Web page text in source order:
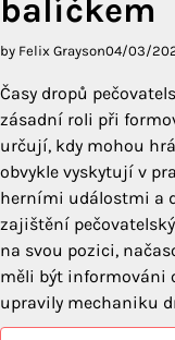
balíčkem
by Felix Grayson04/03/
Časy dropů
zásadní roli při
určují, kdy mohou
obvykle vyskytují v
herními událostmi a
zajištění
na svou pozici,
měli být informováni
upravily mechaniku